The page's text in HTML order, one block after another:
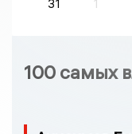
31
1
100 самых